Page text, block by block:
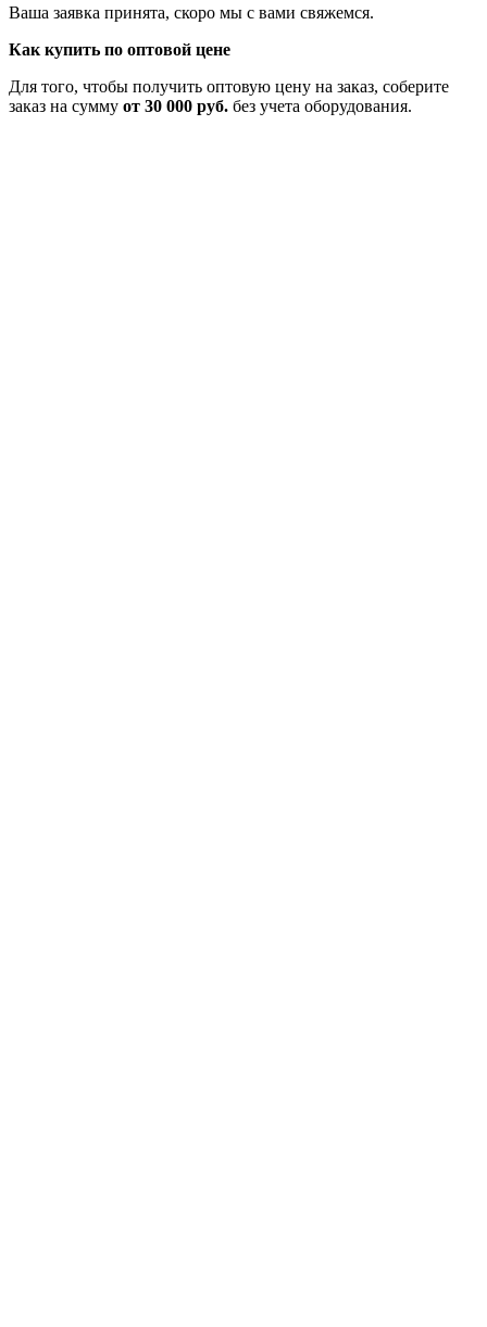
Ваша заявка принята, скоро мы с вами свяжемся.
Как купить по оптовой цене
Для того, чтобы получить оптовую цену на заказ, соберите
заказ на сумму от 30 000 руб. без учета оборудования.